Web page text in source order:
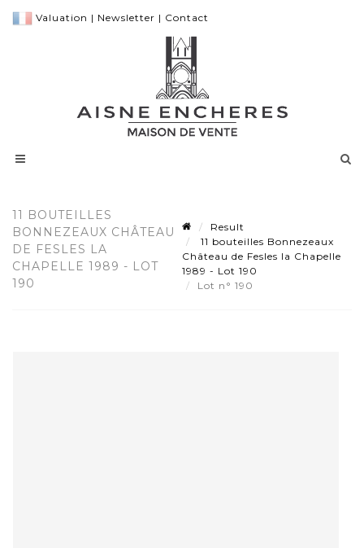
Valuation | Newsletter | Contact
11 BOUTEILLES
BONNEZEAUX CHÂTEAU
DE FESLES LA
CHAPELLE 1989 - LOT
190
Result
11 bouteilles Bonnezeaux
Château de Fesles la Chapelle
1989 - Lot 190
Lot n° 190